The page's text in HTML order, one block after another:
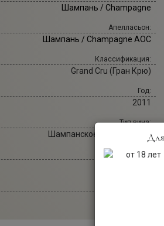
Шампань / Champagne
Апелласьон:
Шампань / Champagne AOC
Классификация:
Grand Cru (Гран Крю)
Год:
2011
Тип вина:
Шампанское (Champagne)
Цвет: